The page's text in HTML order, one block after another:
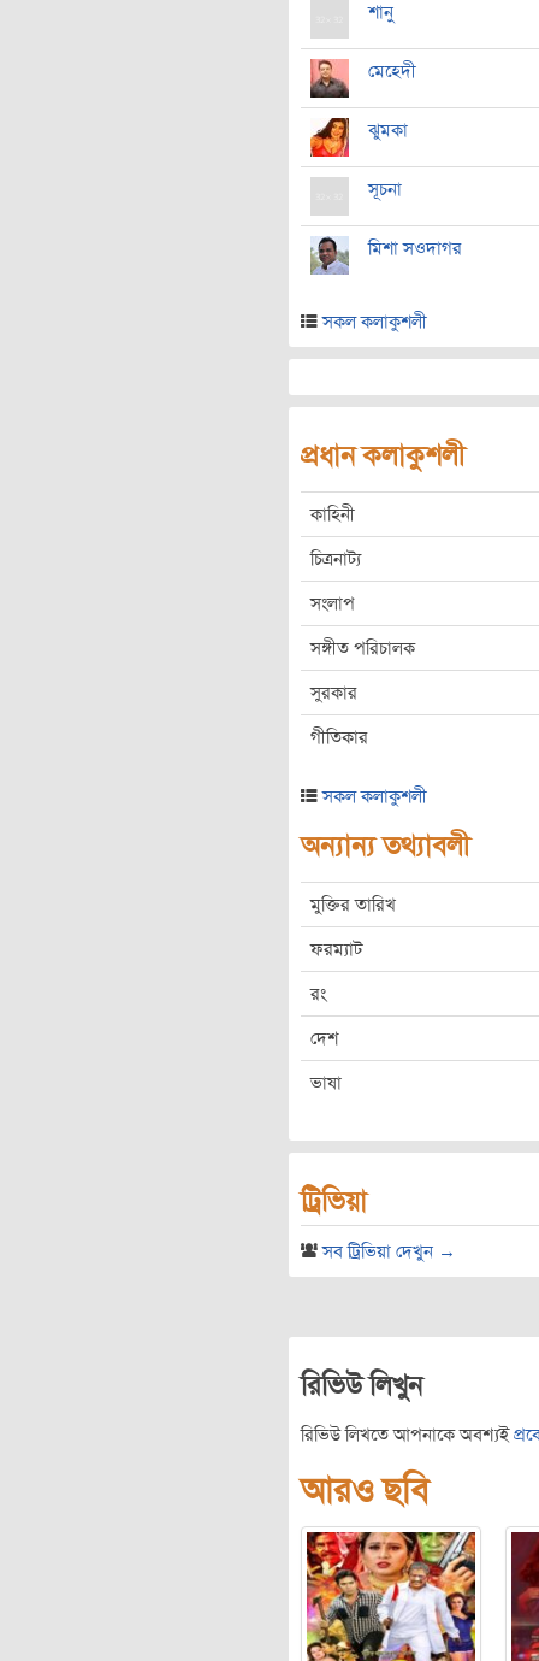
শানু
মেহেদী
ঝুমকা
সূচনা
মিশা সওদাগর
সকল কলাকুশলী
প্রধান কলাকুশলী
কাহিনী
চিত্রনাট্য
সংলাপ
সঙ্গীত পরিচালক
সুরকার
গীতিকার
সকল কলাকুশলী
অন্যান্য তথ্যাবলী
মুক্তির তারিখ
ফরম্যাট
রং
দেশ
ভাষা
ট্রিভিয়া
সব ট্রিভিয়া দেখুন →
রিভিউ লিখুন
রিভিউ লিখতে আপনাকে অবশ্যই
আরও ছবি